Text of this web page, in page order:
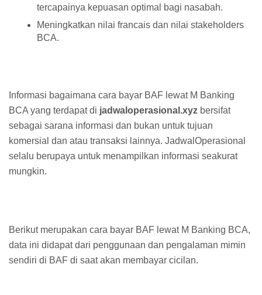
tercapainya kepuasan optimal bagi nasabah.
Meningkatkan nilai francais dan nilai stakeholders
BCA.
Informasi bagaimana cara bayar BAF lewat M Banking
BCA yang terdapat di jadwaloperasional.xyz bersifat
sebagai sarana informasi dan bukan untuk tujuan
komersial dan atau transaksi lainnya. JadwalOperasional
selalu berupaya untuk menampilkan informasi seakurat
mungkin.
Berikut merupakan cara bayar BAF lewat M Banking BCA,
data ini didapat dari penggunaan dan pengalaman mimin
sendiri di BAF di saat akan membayar cicilan.